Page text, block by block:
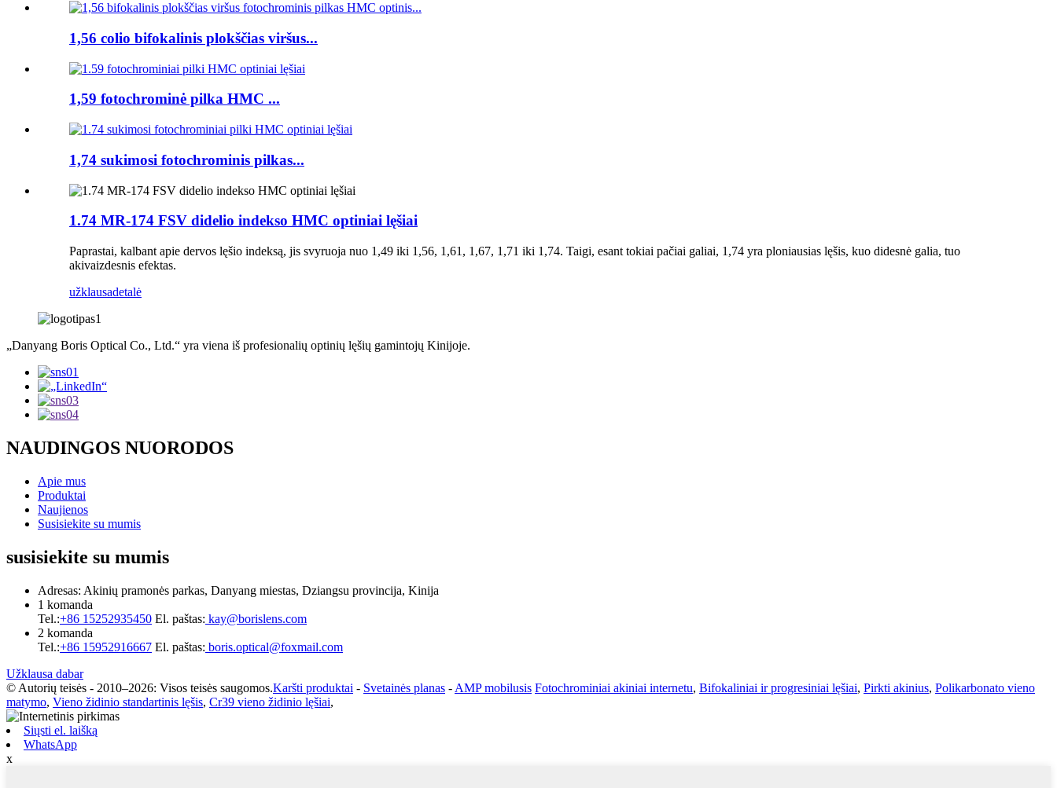
1,56 colio bifokalinis plokščias viršus...
1,59 fotochrominė pilka HMC ...
1,74 sukimosi fotochrominis pilkas...
1.74 MR-174 FSV didelio indekso HMC optiniai lęšiai
Paprastai, kalbant apie dervos lęšio indeksą, jis svyruoja nuo 1,49 iki 1,56, 1,61, 1,67, 1,71 iki 1,74. Taigi, esant tokiai pačiai galiai, 1,74 yra ploniausias lęšis, kuo didesnė galia, tuo
akivaizdesnis efektas.
užklausadetalė
„Danyang Boris Optical Co., Ltd.“ yra viena iš profesionalių optinių lęšių gamintojų Kinijoje.
NAUDINGOS NUORODOS
Apie mus
Produktai
Naujienos
Susisiekite su mumis
susisiekite su mumis
Adresas: Akinių pramonės parkas, Danyang miestas, Dziangsu provincija, Kinija
1 komanda
Tel.:+86 15252935450 El. paštas: kay@borislens.com
2 komanda
Tel.:+86 15952916667 El. paštas: boris.optical@foxmail.com
Užklausa dabar
© Autorių teisės - 2010–2026: Visos teisės saugomos.Karšti produktai - Svetainės planas - AMP mobilusis Fotochrominiai akiniai internetu, Bifokaliniai ir progresiniai lęšiai, Pirkti akinius, Polikarbonato vieno
matymo, Vieno židinio standartinis lęšis, Cr39 vieno židinio lęšiai,
Siųsti el. laišką
WhatsApp
x